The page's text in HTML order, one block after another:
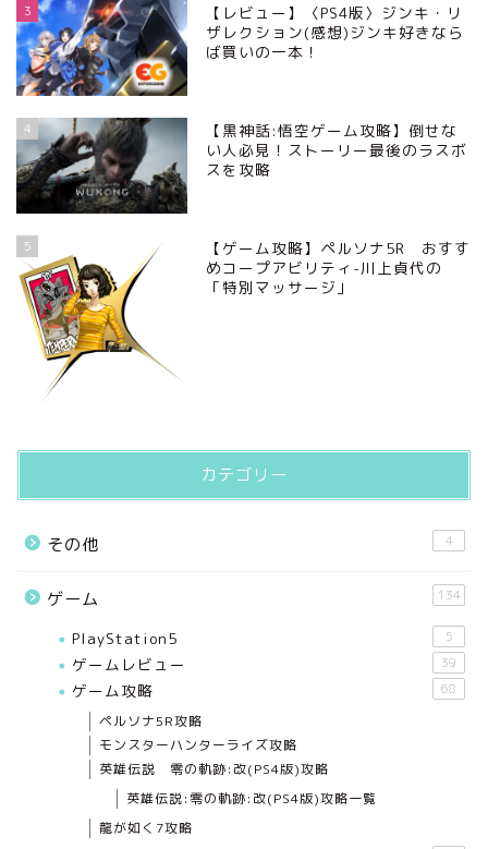
3
【レビュー】〈PS4版〉ジンキ・リ
ザレクション(感想)ジンキ好きなら
ば買いの一本！
4
【黒神話:悟空ゲーム攻略】倒せな
い人必見！ストーリー最後のラスボ
スを攻略
5
【ゲーム攻略】ペルソナ5R おすす
めコープアビリティ-川上貞代の
「特別マッサージ」
カテゴリー
その他 4
ゲーム 134
PlayStation5 5
ゲームレビュー 39
ゲーム攻略 68
ペルソナ5R攻略
モンスターハンターライズ攻略
英雄伝説 零の軌跡:改(PS4版)攻略
英雄伝説:零の軌跡:改(PS4版)攻略一覧
龍が如く7攻略